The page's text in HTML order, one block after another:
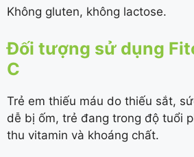
Không gluten, không lactose.
Đối tượng sử dụng
C
Trẻ em thiếu máu do thiếu sắt,
dễ bị ốm, trẻ đang trong độ tuổi
thu vitamin và khoáng chất.